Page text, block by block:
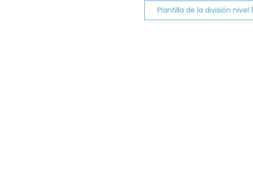
Plantilla de la división nivel 1